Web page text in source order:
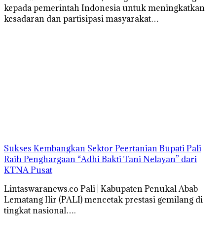
kepada pemerintah Indonesia untuk meningkatkan
kesadaran dan partisipasi masyarakat…
Sukses Kembangkan Sektor Peertanian Bupati Pali
Raih Penghargaan “Adhi Bakti Tani Nelayan” dari
KTNA Pusat
Lintaswaranews.co Pali | Kabupaten Penukal Abab
Lematang Ilir (PALI) mencetak prestasi gemilang di
tingkat nasional….